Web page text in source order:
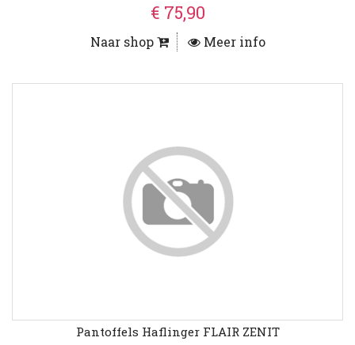
€ 75,90
Naar shop Meer info
Pantoffels Haflinger FLAIR ZENIT